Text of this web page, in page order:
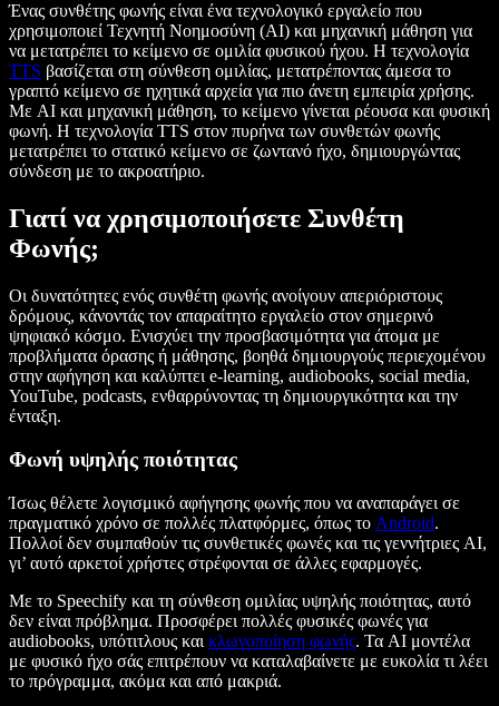
Ένας συνθέτης φωνής είναι ένα τεχνολογικό εργαλείο που
χρησιμοποιεί Τεχνητή Νοημοσύνη (AI) και μηχανική μάθηση για
να μετατρέπει το κείμενο σε ομιλία φυσικού ήχου. Η τεχνολογία
TTS βασίζεται στη σύνθεση ομιλίας, μετατρέποντας άμεσα το
γραπτό κείμενο σε ηχητικά αρχεία για πιο άνετη εμπειρία χρήσης.
Με AI και μηχανική μάθηση, το κείμενο γίνεται ρέουσα και φυσική
φωνή. Η τεχνολογία TTS στον πυρήνα των συνθετών φωνής
μετατρέπει το στατικό κείμενο σε ζωντανό ήχο, δημιουργώντας
σύνδεση με το ακροατήριο.
Γιατί να χρησιμοποιήσετε Συνθέτη
Φωνής;
Οι δυνατότητες ενός συνθέτη φωνής ανοίγουν απεριόριστους
δρόμους, κάνοντάς τον απαραίτητο εργαλείο στον σημερινό
ψηφιακό κόσμο. Ενισχύει την προσβασιμότητα για άτομα με
προβλήματα όρασης ή μάθησης, βοηθά δημιουργούς περιεχομένου
στην αφήγηση και καλύπτει e-learning, audiobooks, social media,
YouTube, podcasts, ενθαρρύνοντας τη δημιουργικότητα και την
ένταξη.
Φωνή υψηλής ποιότητας
Ίσως θέλετε λογισμικό αφήγησης φωνής που να αναπαράγει σε
πραγματικό χρόνο σε πολλές πλατφόρμες, όπως το Android.
Πολλοί δεν συμπαθούν τις συνθετικές φωνές και τις γεννήτριες AI,
γι’ αυτό αρκετοί χρήστες στρέφονται σε άλλες εφαρμογές.
Με το Speechify και τη σύνθεση ομιλίας υψηλής ποιότητας, αυτό
δεν είναι πρόβλημα. Προσφέρει πολλές φυσικές φωνές για
audiobooks, υπότιτλους και κλωνοποίηση φωνής. Τα AI μοντέλα
με φυσικό ήχο σάς επιτρέπουν να καταλαβαίνετε με ευκολία τι λέει
το πρόγραμμα, ακόμα και από μακριά.